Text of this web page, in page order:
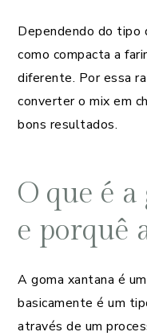
Dependendo do tipo
como compacta a
diferente. Por essa
converter o mix em
bons resultados.
O que é
e porquê
A goma xantana é
basicamente é um
através de um